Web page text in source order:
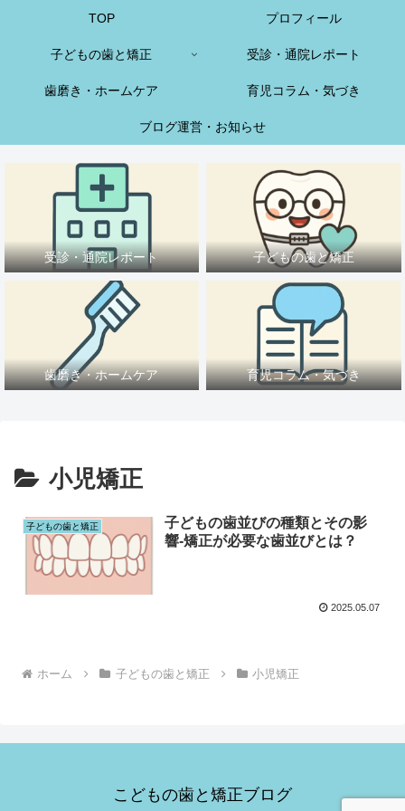
TOP プロフィール
子どもの歯と矯正 受診・通院レポート
歯磨き・ホームケア 育児コラム・気づき
ブログ運営・お知らせ
受診・通院レポート 子どもの歯と矯正
歯磨き・ホームケア 育児コラム・気づき
小児矯正
子どもの歯と矯正
子どもの歯並びの種類とその影
響‐矯正が必要な歯並びとは？
2025.05.07
ホーム 子どもの歯と矯正 小児矯正
こどもの歯と矯正ブログ